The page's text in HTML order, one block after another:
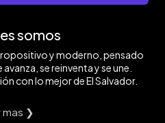
somos
y moderno, pensado
se reinventa y se une.
con lo mejor de El Salvador.
mas ❯